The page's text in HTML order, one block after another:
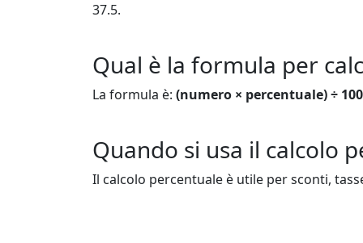
37.5.
Qual è la formula per
La formula è: (numero × percentuale) ÷ 100
Quando si usa il calcolo
Il calcolo percentuale è utile per sconti,